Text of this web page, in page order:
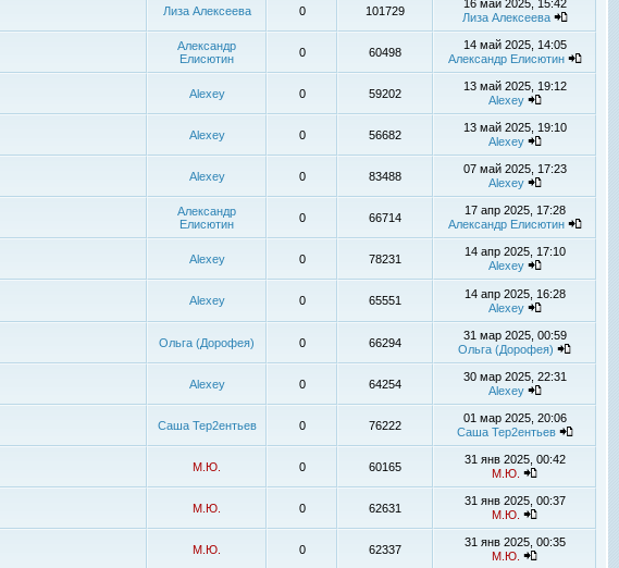
Лиза Алексеева 0 101729
16 май 2025, 15:42
Лиза Алексеева
Александр
Елисютин
0 60498
14 май 2025, 14:05
Александр Елисютин
Alexey 0 59202
13 май 2025, 19:12
Alexey
Alexey 0 56682
13 май 2025, 19:10
Alexey
Alexey 0 83488
07 май 2025, 17:23
Alexey
Александр
Елисютин
0 66714
17 апр 2025, 17:28
Александр Елисютин
Alexey 0 78231
14 апр 2025, 17:10
Alexey
Alexey 0 65551
14 апр 2025, 16:28
Alexey
Ольга (Дорофея) 0 66294
31 мар 2025, 00:59
Ольга (Дорофея)
Alexey 0 64254
30 мар 2025, 22:31
Alexey
Саша Тер2ентьев 0 76222
01 мар 2025, 20:06
Саша Тер2ентьев
М.Ю. 0 60165
31 янв 2025, 00:42
М.Ю.
М.Ю. 0 62631
31 янв 2025, 00:37
М.Ю.
М.Ю. 0 62337
31 янв 2025, 00:35
М.Ю.